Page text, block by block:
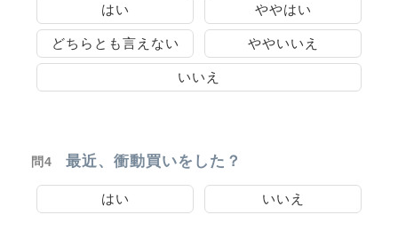
はい ややはい
どちらとも言えない ややいいえ
いいえ
問4 最近、衝動買いをした？
はい いいえ